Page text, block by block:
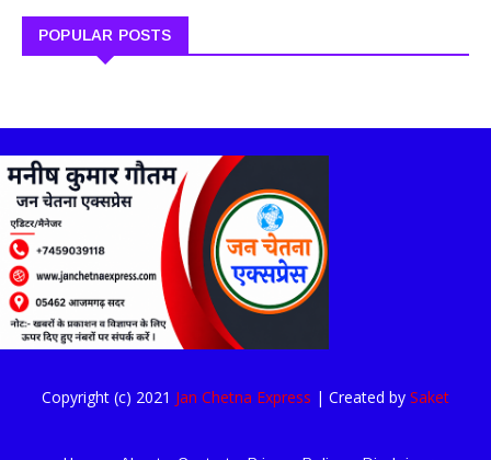
POPULAR POSTS
Copyright (c) 2021 Jan Chetna Express | Created by Saket